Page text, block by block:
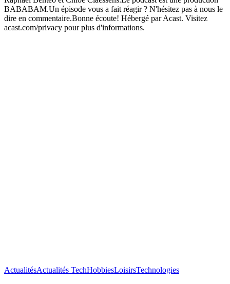
BABABAM.Un épisode vous a fait réagir ? N'hésitez pas à nous le
dire en commentaire.Bonne écoute! Hébergé par Acast. Visitez
acast.com/privacy pour plus d'informations.
ActualitésActualités TechHobbiesLoisirsTechnologies